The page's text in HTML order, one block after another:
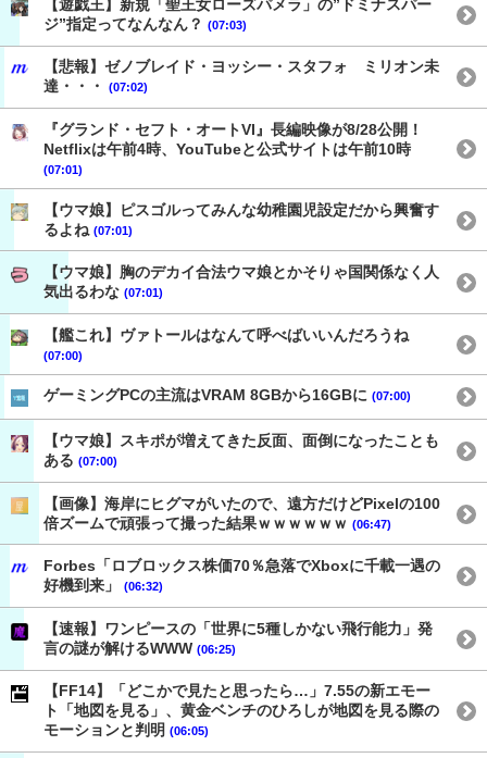
【遊戯王】新規「聖王女ローズパメラ」の”ドミナスパー
ジ”指定ってなんなん？ (07:03)
【悲報】ゼノブレイド・ヨッシー・スタフォ ミリオン未
達・・・
(07:02)
『グランド・セフト・オートVI』長編映像が8/28公開！
Netflixは午前4時、YouTubeと公式サイトは午前10時
(07:01)
【ウマ娘】ピスゴルってみんな幼稚園児設定だから興奮す
るよね (07:01)
【ウマ娘】胸のデカイ合法ウマ娘とかそりゃ国関係なく人
気出るわな (07:01)
【艦これ】ヴァトールはなんて呼べばいいんだろうね
(07:00)
ゲーミングPCの主流はVRAM 8GBから16GBに (07:00)
【ウマ娘】スキポが増えてきた反面、面倒になったことも
ある (07:00)
【画像】海岸にヒグマがいたので、遠方だけどPixelの100
倍ズームで頑張って撮った結果ｗｗｗｗｗｗ (06:47)
Forbes「ロブロックス株価70％急落でXboxに千載一遇の
好機到来」
(06:32)
【速報】ワンピースの「世界に5種しかない飛行能力」発
言の謎が解けるWWW (06:25)
【FF14】「どこかで見たと思ったら…」7.55の新エモー
ト「地図を見る」、黄金ベンチのひろしが地図を見る際の
モーションと判明 (06:05)